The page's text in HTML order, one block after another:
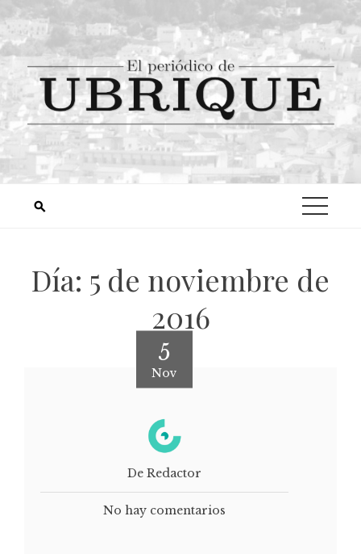
Día: 5 de noviembre de
2016
5
Nov
De Redactor
No hay comentarios